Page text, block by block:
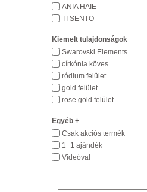
ANIA HAIE
TI SENTO
Kiemelt tulajdonságok
Swarovski Elements
církónia köves
ródium felület
gold felület
rose gold felület
Egyéb +
Csak akciós termék
1+1 ajándék
Videóval
GUESS
UBE28027
8 900 HUF
HÁZHOZSZÁLLÍTÁS
Részletek